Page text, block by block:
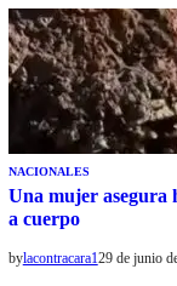
NACIONALES
Una mujer asegura
a cuerpo
bylacontracara129 de junio